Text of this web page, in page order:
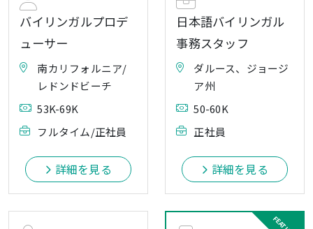
バイリンガルプロデ
ューサー
南カリフォルニア/
レドンドビーチ
53K-69K
フルタイム/正社員
詳細を見る
日本語バイリンガル
事務スタッフ
ダルース、ジョージ
ア州
50-60K
正社員
詳細を見る